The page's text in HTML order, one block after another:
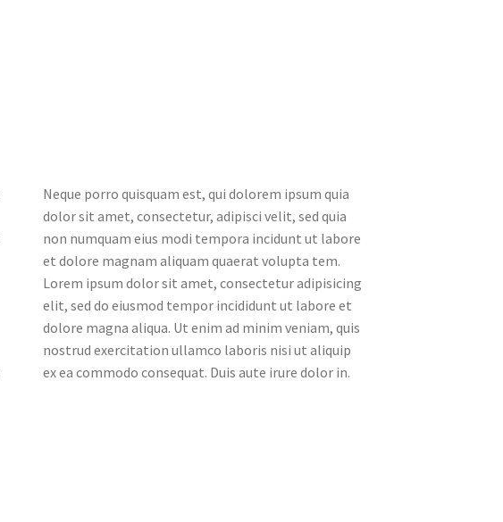
Neque porro quisquam est, qui dolorem ipsum quia
dolor sit amet, consectetur, adipisci velit, sed quia
non numquam eius modi tempora incidunt ut labore
et dolore magnam aliquam quaerat volupta tem.
Lorem ipsum dolor sit amet, consectetur adipisicing
elit, sed do eiusmod tempor incididunt ut labore et
dolore magna aliqua. Ut enim ad minim veniam, quis
nostrud exercitation ullamco laboris nisi ut aliquip
ex ea commodo consequat. Duis aute irure dolor in.